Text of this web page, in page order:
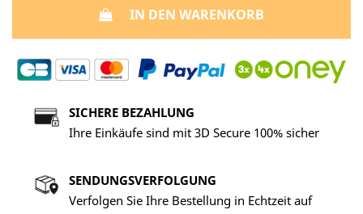
IN DEN WARENKORB
SICHERE BEZAHLUNG
Ihre Einkäufe sind mit 3D Secure 100% sicher
SENDUNGSVERFOLGUNG
Verfolgen Sie Ihre Bestellung in Echtzeit auf